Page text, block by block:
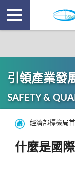
引領產業發
SAFETY &
經濟部標檢局
什麼是國